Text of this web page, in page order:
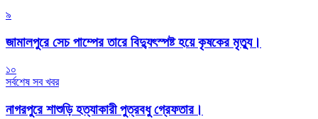
৯
জামালপুরে সেচ পাম্পের তারে বিদ্যুৎস্পষ্ট হয়ে কৃষকের মৃত্যু।
১০
সর্বশেষ সব খবর
নাগরপুরে শাশুড়ি হত্যাকারী পুত্রবধু গ্রেফতার।